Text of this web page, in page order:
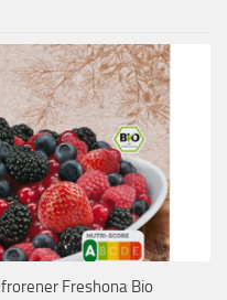
Freshona Bio